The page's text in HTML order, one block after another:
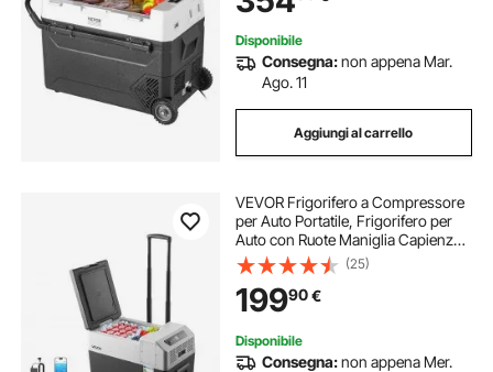
Disponibile
Consegna:non appena Mar.
Ago. 11
Aggiungi al carrello
VEVOR Frigorifero a Compressore
per Auto Portatile, Frigorifero per
Auto con Ruote Maniglia Capienza
40 L Controllo APP, Temperatura tra
-22°C a 10°C, Congelatore Elettrico
per Camper SUV, Campeggio
(25)
19990€
Disponibile
Consegna:non appena Mer.